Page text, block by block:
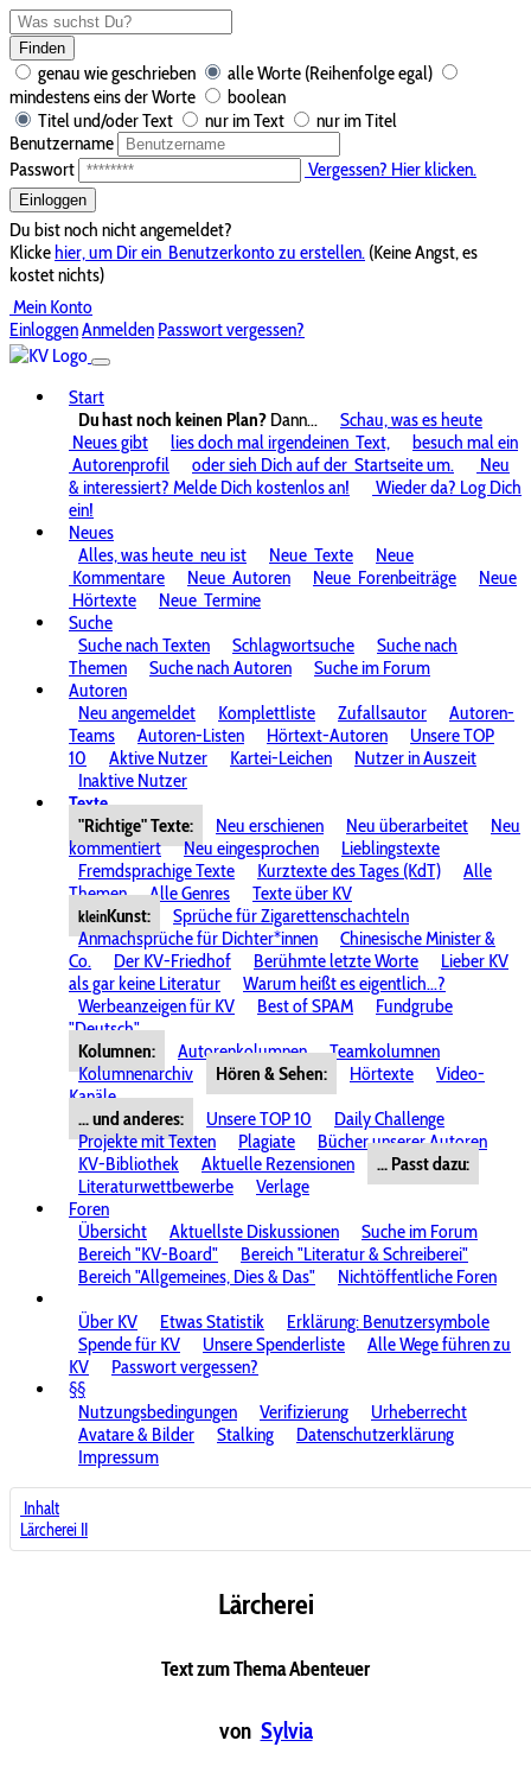
Finden
genau wie geschrieben
alle Worte (Reihenfolge egal)
mindestens eins der Worte
boolean
Titel und/oder Text
nur im Text
nur im Titel
Benutzername
Passwort
Vergessen? Hier klicken.
Einloggen
Du bist noch nicht angemeldet?
Klickehier, um Dir ein Benutzerkonto zu erstellen. (Keine Angst, es
kostet nichts)
Mein Konto
EinloggenAnmelden Passwort vergessen?
Start
Du hast noch keinen Plan? Dann...
Schau, was es heute
Neues gibt
lies doch mal irgendeinen Text,
besuch mal ein
Autorenprofil
oder sieh Dich auf der Startseite um.
Neu
& interessiert? Melde Dich kostenlos an!
Wieder da? Log Dich
ein!
Neues
Alles, was heute neu ist Neue Texte
Neue
Kommentare
Neue Autoren Neue Forenbeiträge
Neue
Hörtexte
Neue Termine
Suche
Suche nach Texten
Schlagwortsuche
Suche nach
Themen
Suche nach Autoren
Suche im Forum
Autoren
Neu angemeldet
Komplettliste Zufallsautor
Autoren-
Teams
Autoren-Listen Hörtext-Autoren
Unsere TOP
10
Aktive Nutzer Kartei-Leichen
Nutzer in Auszeit
Inaktive Nutzer
Texte
"Richtige" Texte:
Neu erschienen Neu überarbeitet
Neu
kommentiert
Neu eingesprochen
Lieblingstexte
Fremdsprachige Texte
Kurztexte des Tages (KdT)
Alle
Themen
Alle Genres Texte über KV
kleinKunst:
Sprüche für Zigarettenschachteln
Anmachsprüche für Dichter*innen
Chinesische Minister &
Co.
Der KV-Friedhof Berühmte letzte Worte
Lieber KV
als gar keine Literatur
Warum heißt es eigentlich...?
Werbeanzeigen für KV
Best of SPAM
Fundgrube
"Deutsch"
Kolumnen:
Autorenkolumnen
Teamkolumnen
Kolumnenarchiv
Hören & Sehen: Hörtexte
Video-
Kanäle
... und anderes:
Unsere TOP 10
Daily Challenge
Projekte mit Texten
Plagiate
Bücher unserer Autoren
KV-Bibliothek
Aktuelle Rezensionen
... Passt dazu:
Literaturwettbewerbe
Verlage
Foren
Übersicht
Aktuellste Diskussionen
Suche im Forum
Bereich "KV-Board"
Bereich "Literatur & Schreiberei"
Bereich "Allgemeines, Dies & Das"
Nichtöffentliche Foren
Über KV
Etwas Statistik
Erklärung: Benutzersymbole
Spende für KV
Unsere Spenderliste
Alle Wege führen zu
KV
Passwort vergessen?
§§
Nutzungsbedingungen
Verifizierung
Urheberrecht
Avatare & Bilder
Stalking
Datenschutzerklärung
Impressum
Inhalt
Lärcherei II
Lärcherei
Text zum Thema Abenteuer
von Sylvia